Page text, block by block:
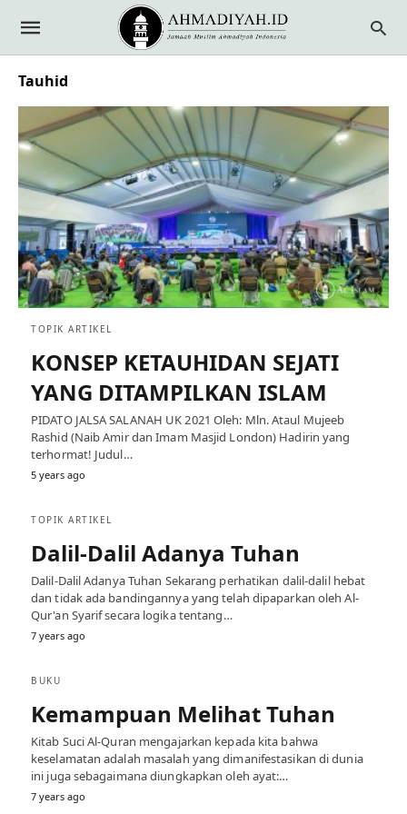
Tauhid
TOPIK ARTIKEL
KONSEP KETAUHIDAN SEJATI
YANG DITAMPILKAN ISLAM
PIDATO JALSA SALANAH UK 2021 Oleh: Mln. Ataul Mujeeb
Rashid (Naib Amir dan Imam Masjid London) Hadirin yang
terhormat! Judul…
5 years ago
TOPIK ARTIKEL
Dalil-Dalil Adanya Tuhan
Dalil-Dalil Adanya Tuhan Sekarang perhatikan dalil-dalil hebat
dan tidak ada bandingannya yang telah dipaparkan oleh Al-
Qur'an Syarif secara logika tentang…
7 years ago
BUKU
Kemampuan Melihat Tuhan
Kitab Suci Al-Quran mengajarkan kepada kita bahwa
keselamatan adalah masalah yang dimanifestasikan di dunia
ini juga sebagaimana diungkapkan oleh ayat:…
7 years ago